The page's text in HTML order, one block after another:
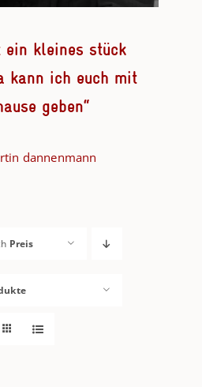
ein kleines stück
kann ich euch mit
geben“
dannenmann
Preis